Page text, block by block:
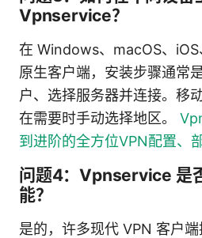
Vpnservice？
在 Windows、macOS、
原生客户端，安装步骤通常
户、选择服务器并连接。移
在需要时手动选择地区。
到进阶的全方位VPN配置、
问题4：Vpnservice 是
能？
是的，许多现代 VPN 客户